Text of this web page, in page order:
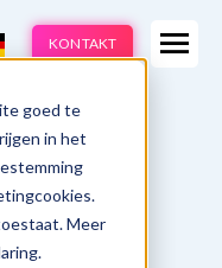
goed te
in het
Meer
KONTAKT